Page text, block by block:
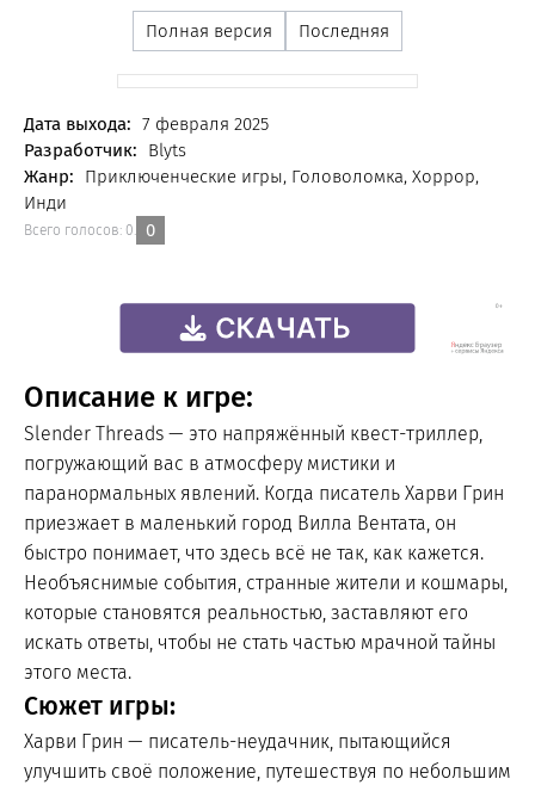
Полная версия Последняя
Дата выхода: 7 февраля 2025
Разработчик:
Blyts
Жанр:
Приключенческие игры, Головоломка, Хоррор,
Инди
Всего голосов: 0. 0
Описание к игре:
Slender Threads — это напряжённый квест-триллер,
погружающий вас в атмосферу мистики и
паранормальных явлений. Когда писатель Харви Грин
приезжает в маленький город Вилла Вентата, он
быстро понимает, что здесь всё не так, как кажется.
Необъяснимые события, странные жители и кошмары,
которые становятся реальностью, заставляют его
искать ответы, чтобы не стать частью мрачной тайны
этого места.
Сюжет игры:
Харви Грин — писатель-неудачник, пытающийся
улучшить своё положение, путешествуя по небольшим